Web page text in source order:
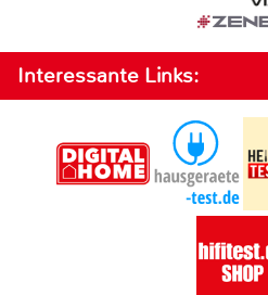
Interessante Links: